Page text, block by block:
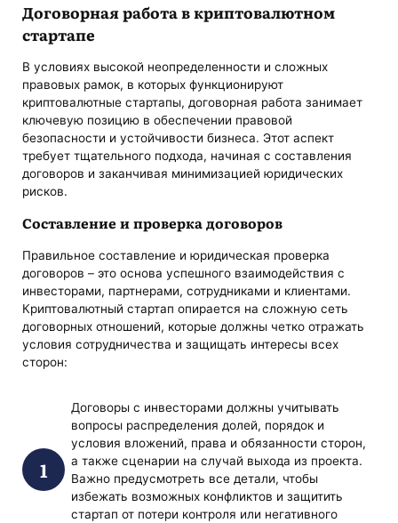
Договорная работа в криптовалютном
стартапе
В условиях высокой неопределенности и сложных
правовых рамок, в которых функционируют
криптовалютные стартапы, договорная работа занимает
ключевую позицию в обеспечении правовой
безопасности и устойчивости бизнеса. Этот аспект
требует тщательного подхода, начиная с составления
договоров и заканчивая минимизацией юридических
рисков.
Составление и проверка договоров
Правильное составление и юридическая проверка
договоров – это основа успешного взаимодействия с
инвесторами, партнерами, сотрудниками и клиентами.
Криптовалютный стартап опирается на сложную сеть
договорных отношений, которые должны четко отражать
условия сотрудничества и защищать интересы всех
сторон:
Договоры с инвесторами должны учитывать
вопросы распределения долей, порядок и
условия вложений, права и обязанности сторон,
а также сценарии на случай выхода из проекта.
Важно предусмотреть все детали, чтобы
избежать возможных конфликтов и защитить
стартап от потери контроля или негативного